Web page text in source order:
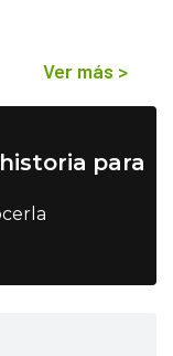
Ver más >
para